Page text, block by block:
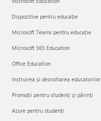
Dispozitive pentru educație
Microsoft Teams pentru educație
Microsoft 365 Education
Office Education
Instruirea și dezvoltarea educatorilor
Promoții pentru studenți și părinți
Azure pentru studenți